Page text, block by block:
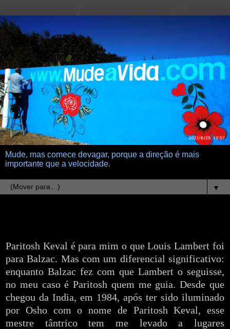
Mude, mas comece devagar, porque a direção é mais
importante que a velocidade.
▼
Paritosh Keval é para mim o que Louis Lambert foi
para Balzac. Mas com um diferencial significativo:
enquanto Balzac fez com que Lambert o seguisse,
no meu caso é Paritosh quem me guia. Desde que
chegou da India, em 1984, após ter sido iluminado
por Osho com o nome de Paritosh Keval, esse
mestre tântrico tem me levado a lugares